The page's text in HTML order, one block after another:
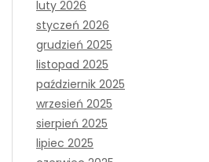
luty 2026
styczeń 2026
grudzień 2025
listopad 2025
październik 2025
wrzesień 2025
sierpień 2025
lipiec 2025